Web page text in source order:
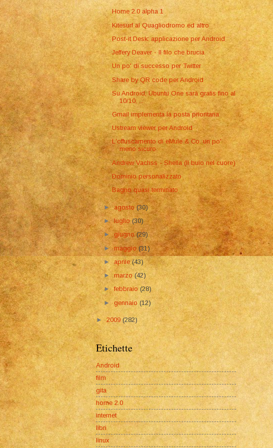
Home 2.0 alpha 1
Kitesurf al Quagliodromo ed altro
Post-it Desk: applicazione per Android
Jeffery Deaver - Il filo che brucia
Un po' di successo per Twitter
Share by QR code per Android
Su Android, Ubuntu One sarà gratis fino al
10/10, ...
Gmail implementa la posta prioritaria
Ustream viewer per Android
L'offuscamento di eMule & Co. un po'
meno sicuro
Andrew Vachss - Shella (Il buio nel cuore)
Dominio personalizzato
Bagno quasi terminato
►agosto(30)
►luglio(30)
►giugno(29)
►maggio(31)
►aprile(43)
►marzo(42)
►febbraio(28)
►gennaio(12)
►2009 (282)
Etichette
Android
film
gita
home 2.0
internet
libri
linux